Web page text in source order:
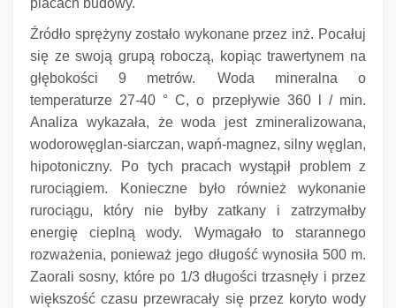
placach budowy.
Źródło sprężyny zostało wykonane przez inż. Pocałuj
się ze swoją grupą roboczą, kopiąc trawertynem na
głębokości 9 metrów.
Woda mineralna o
temperaturze 27-40 ° C, o przepływie 360 ​​l / min.
Analiza wykazała, że ​​woda jest zmineralizowana,
wodorowęglan-siarczan, wapń-magnez, silny węglan,
hipotoniczny.
Po tych pracach wystąpił problem z
rurociągiem.
Konieczne było również wykonanie
rurociągu, który nie byłby zatkany i zatrzymałby
energię cieplną wody.
Wymagało to starannego
rozważenia, ponieważ jego długość wynosiła 500 m.
Zaorali sosny, które po 1/3 długości trzasnęły i przez
większość czasu przewracały się przez koryto wody